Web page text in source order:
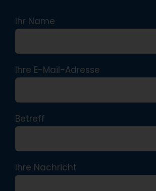
Ihr Name
Ihre E-Mail-Adresse
Betreff
Ihre Nachricht